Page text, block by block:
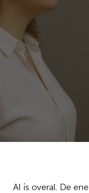
AI is overal. De